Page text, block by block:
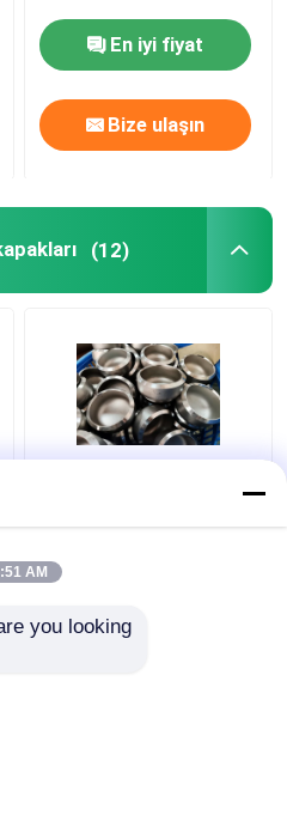
parçaları
En iyi fiyat
Bize ulaşın
(12)
AM
you looking